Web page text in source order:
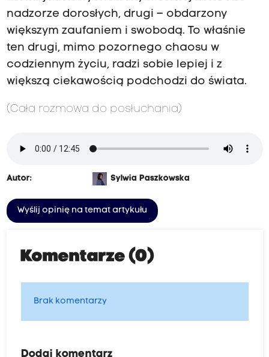
nadzorze dorosłych, drugi – obdarzony
większym zaufaniem i swobodą. To właśnie
ten drugi, mimo pozornego chaosu w
codziennym życiu, radzi sobie lepiej i z
większą ciekawością podchodzi do świata.
(Cała rozmowa do posłuchania)
Autor: Sylwia Paszkowska
Wyślij opinię na temat artykułu
Komentarze (0)
Brak komentarzy
Dodaj komentarz